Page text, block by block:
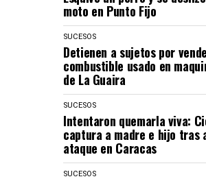
moto en Punto Fijo
SUCESOS
Detienen a sujetos por
combustible usado en
de La Guaira
SUCESOS
Intentaron quemarla viva:
captura a madre e hijo tras
ataque en Caracas
SUCESOS